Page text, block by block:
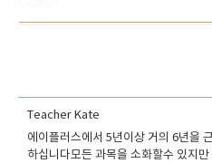
Teacher Kate
에이플러스에서 5년이상 거의 6년을
하십니다모든 과목을 소화할수 있지